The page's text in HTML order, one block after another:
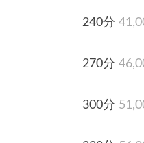
240分
270分
300分